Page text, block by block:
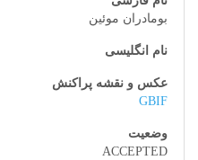
بومادران موئین
GBIF
ACCEPTED